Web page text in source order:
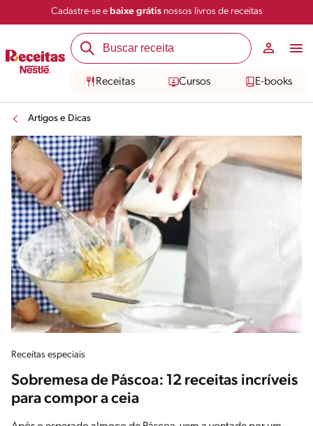
Cadastre-se e baixe grátisnossos livros de receitas
Receitas Cursos E-books
Artigos e Dicas
Receitas especiais
Sobremesa de Páscoa: 12 receitas incríveis
para compor a ceia